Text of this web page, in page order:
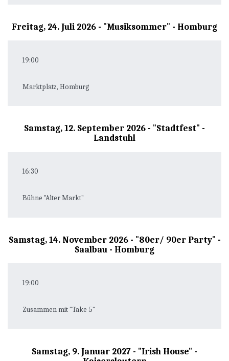
Freitag, 24. Juli 2026 - "Musiksommer" - Homburg
19:00
Marktplatz, Homburg
Samstag, 12. September 2026 - "Stadtfest" -
Landstuhl
16:30
Bühne "Alter Markt"
Samstag, 14. November 2026 - "80er/ 90er Party" -
Saalbau - Homburg
19:00
Zusammen mit "Take 5"
Samstag, 9. Januar 2027 - "Irish House" -